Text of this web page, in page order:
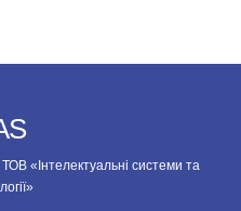
«Інтелектуальні системи та